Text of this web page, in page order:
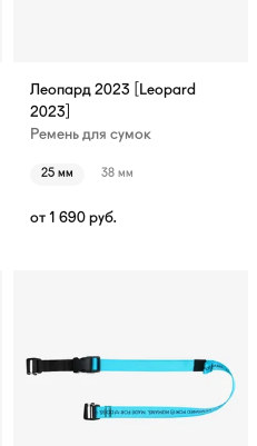
Леопард 2023 [Leopard
2023]
Ремень для сумок
25 мм 38 мм
от 1 690 руб.